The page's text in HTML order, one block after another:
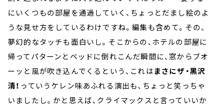
にいくつもの部屋を通過していく、ちょっとだまし絵のよ
うな見せ方をしているわけですね。編集も含めて。その、
夢幻的なタッチも面白いし。そこからの、ホテルの部屋に
帰ってパターンとベッドに倒れこんだ瞬間に、窓からブオ
ーッと風が吹き込んでくるという、これはまさにザ・黒沢
清！ っていうケレン味あふれる演出も、ちょっと笑っちゃ
いましたし。かと思えば、クライマックスと言っていいか